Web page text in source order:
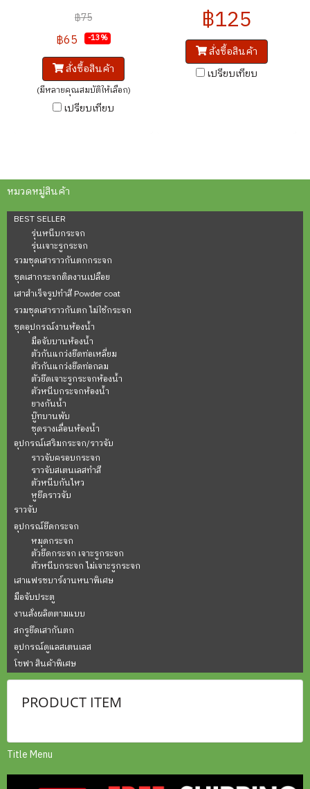
฿75
฿65 -13%
สั่งซื้อสินค้า
(มีหลายคุณสมบัติให้เลือก)
เปรียบเทียบ
฿125
สั่งซื้อสินค้า
เปรียบเทียบ
หมวดหมู่สินค้า
BEST SELLER
รุ่นหนีบกระจก
รุ่นเจาะรูกระจก
รวมชุดเสาราวกันตกกระจก
ชุดเสากระจกติดงานเปลือย
เสาสำเร็จรูปทำสี Powder coat
รวมชุดเสาราวกันตก ไม่ใช้กระจก
ชุดอุปกรณ์งานห้องน้ำ
มือจับบานห้องน้ำ
ตัวกันแกว่งยึดท่อเหลี่ยม
ตัวกันแกว่งยึดท่อกลม
ตัวยึดเจาะรูกระจกห้องน้ำ
ตัวหนีบกระจกห้องน้ำ
ยางกันน้ำ
บู๊ทบานพับ
ชุดรางเลื่อนห้องน้ำ
อุปกรณ์เสริมกระจก/ราวจับ
ราวจับครอบกระจก
ราวจับสเตนเลสทำสี
ตัวหนีบกันไหว
หูยึดราวจับ
ราวจับ
อุปกรณ์ยึดกระจก
หมุดกระจก
ตัวยึดกระจก เจาะรูกระจก
ตัวหนีบกระจก ไม่เจาะรูกระจก
เสาแฟรชบาร์งานหนาพิเศษ
มือจับประตู
งานสั่งผลิตตามแบบ
สกรูยึดเสากันตก
อุปกรณ์ดูแลสเตนเลส
โซฟา สินค้าพิเศษ
PRODUCT ITEM
Title Menu